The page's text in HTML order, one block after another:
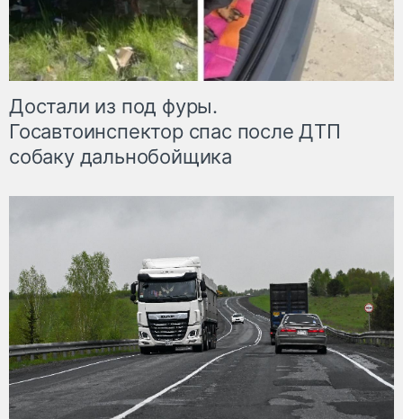
Достали из под фуры.
Госавтоинспектор спас после ДТП
собаку дальнобойщика